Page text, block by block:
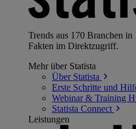
Trends aus 170 Branchen
Fakten im Direktzugriff.
Mehr über Statista
Über Statista
Erste Schritte und
Webinar & Training
Statista Connect
Leistungen